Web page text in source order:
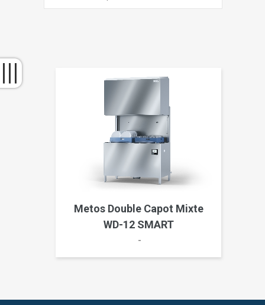
Metos Double Capot Mixte
WD-12 SMART
-